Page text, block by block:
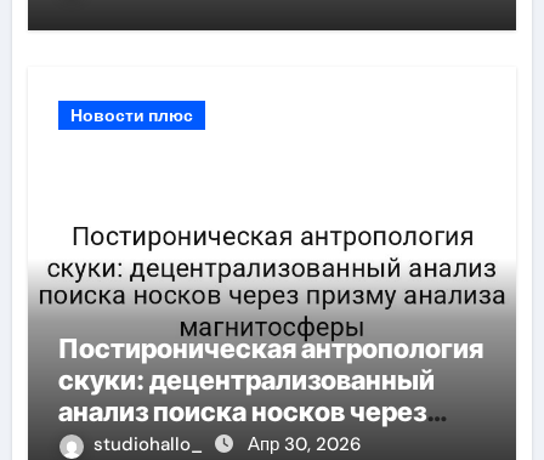
Новости плюс
Постироническая антропология
скуки: децентрализованный
анализ поиска носков через
призму анализа магнитосферы
studiohallo_ Апр 30, 2026